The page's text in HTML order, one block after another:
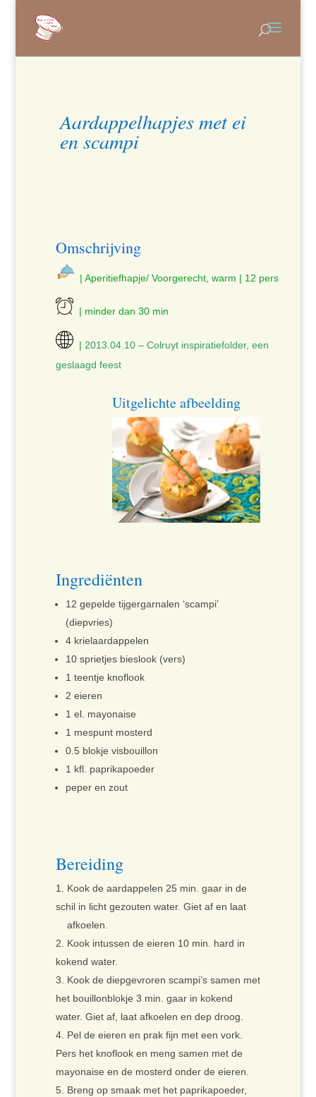
Aardappelhapjes met ei
en scampi
Omschrijving
| Aperitiefhapje/ Voorgerecht, warm | 12 pers
| minder dan 30 min
| 2013.04.10 – Colruyt inspiratiefolder, een
geslaagd feest
Uitgelichte afbeelding
Ingrediënten
12 gepelde tijgergarnalen ‘scampi’
(diepvries)
4 krielaardappelen
10 sprietjes bieslook (vers)
1 teentje knoflook
2 eieren
1 el. mayonaise
1 mespunt mosterd
0.5 blokje visbouillon
1 kfl. paprikapoeder
peper en zout
Bereiding
Kook de aardappelen 25 min. gaar in de
schil in licht gezouten water. Giet af en laat
afkoelen.
Kook intussen de eieren 10 min. hard in
kokend water.
Kook de diepgevroren scampi’s samen met
het bouillonblokje 3 min. gaar in kokend
water. Giet af, laat afkoelen en dep droog.
Pel de eieren en prak fijn met een vork.
Pers het knoflook en meng samen met de
mayonaise en de mosterd onder de eieren.
Breng op smaak met het paprikapoeder,